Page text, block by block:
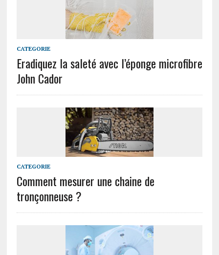
CATEGORIE
Eradiquez la saleté avec l’éponge microfibre
John Cador
CATEGORIE
Comment mesurer une chaine de
tronçonneuse ?